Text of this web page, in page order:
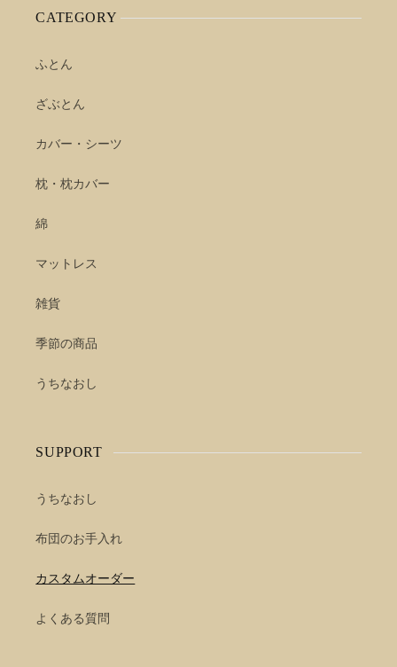
CATEGORY
ふとん
ざぶとん
カバー・シーツ
枕・枕カバー
綿
マットレス
雑貨
季節の商品
うちなおし
SUPPORT
うちなおし
布団のお手入れ
カスタムオーダー
よくある質問